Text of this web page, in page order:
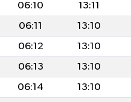
06:10 13:11
06:11 13:10
06:12 13:10
06:13 13:10
06:14 13:10